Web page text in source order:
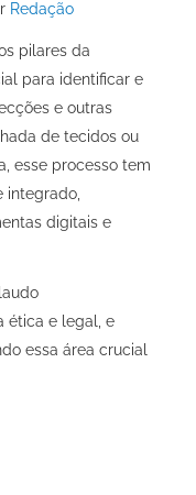
Redação
pilares da
para identificar e
e outras
de tecidos ou
esse processo tem
integrado,
digitais e
ética e legal, e
essa área crucial